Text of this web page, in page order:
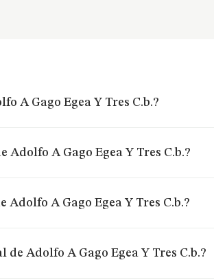
A Gago Egea Y Tres C.b.?
A Gago Egea Y Tres C.b.?
A Gago Egea Y Tres C.b.?
Adolfo A Gago Egea Y Tres C.b.?